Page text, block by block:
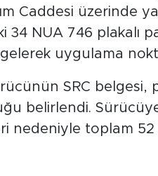
Caddesi üzerinde
34 NUA 746 plakalı
uygulama
SRC belgesi,
belirlendi.
nedeniyle toplam 52